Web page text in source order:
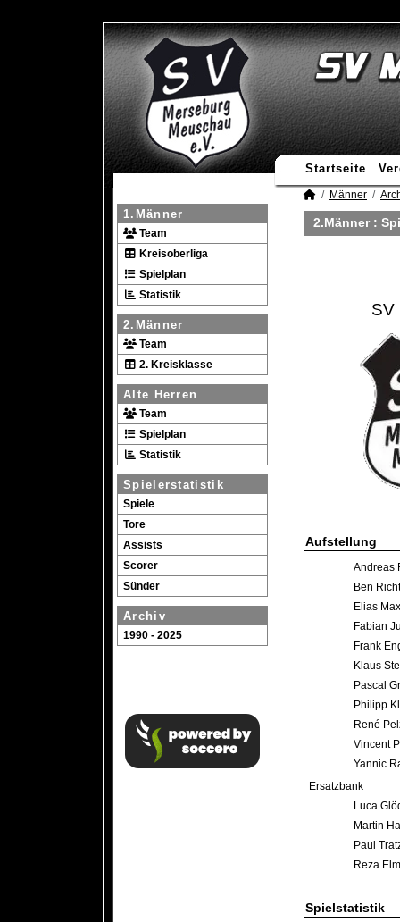
Startseite
1.Männer
Team
Kreisoberliga
Spielplan
Statistik
2.Männer
Team
2. Kreisklasse
Alte Herren
Team
Spielplan
Statistik
Spielerstatistik
Spiele
Tore
Assists
Scorer
Sünder
Archiv
1990 - 2025
Männer
2.Männer :
SV
Aufstellung
Andreas
Ben
Elias
Fabian
Frank
Klaus
Pascal
Philipp
René
Vincent
Yannic
Ersatzbank
Luca
Martin
Paul
Reza
Spielstatistik